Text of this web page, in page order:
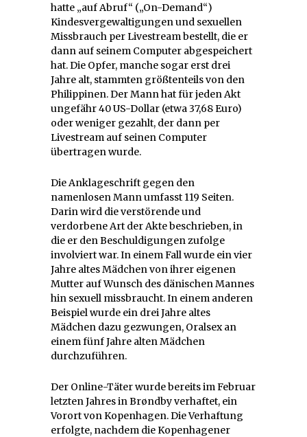
hatte „auf Abruf“ („On-Demand“)
Kindesvergewaltigungen und sexuellen
Missbrauch per Livestream bestellt, die er
dann auf seinem Computer abgespeichert
hat. Die Opfer, manche sogar erst drei
Jahre alt, stammten größtenteils von den
Philippinen. Der Mann hat für jeden Akt
ungefähr 40 US-Dollar (etwa 37,68 Euro)
oder weniger gezahlt, der dann per
Livestream auf seinen Computer
übertragen wurde.
Die Anklageschrift gegen den
namenlosen Mann umfasst 119 Seiten.
Darin wird die verstörende und
verdorbene Art der Akte beschrieben, in
die er den Beschuldigungen zufolge
involviert war. In einem Fall wurde ein vier
Jahre altes Mädchen von ihrer eigenen
Mutter auf Wunsch des dänischen Mannes
hin sexuell missbraucht. In einem anderen
Beispiel wurde ein drei Jahre altes
Mädchen dazu gezwungen, Oralsex an
einem fünf Jahre alten Mädchen
durchzuführen.
Der Online-Täter wurde bereits im Februar
letzten Jahres in Brøndby verhaftet, ein
Vorort von Kopenhagen. Die Verhaftung
erfolgte, nachdem die Kopenhagener